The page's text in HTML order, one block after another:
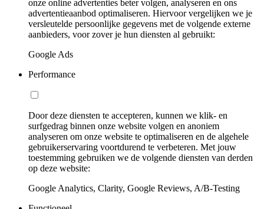
onze online advertenties beter volgen, analyseren en ons
advertentieaanbod optimaliseren. Hiervoor vergelijken we je
versleutelde persoonlijke gegevens met de volgende externe
aanbieders, voor zover je hun diensten al gebruikt:
Google Ads
Performance
Door deze diensten te accepteren, kunnen we klik- en
surfgedrag binnen onze website volgen en anoniem
analyseren om onze website te optimaliseren en de algehele
gebruikerservaring voortdurend te verbeteren. Met jouw
toestemming gebruiken we de volgende diensten van derden
op deze website:
Google Analytics, Clarity, Google Reviews, A/B-Testing